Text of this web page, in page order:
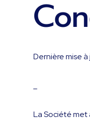
Dernière mise
La Société met